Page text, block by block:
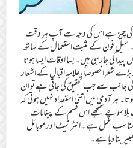
کی چیز ہے اس کی وجہ سے آپ ہر وقت
سیل فون کے مثبت استعمال کے ساتھ
کی جارہی ہیں۔ بسا اوقات ایسا ہوتا
شعرا خصوصاً، علامہ اقبال کے اشعار
جانب سے جب تحقیق کی جاتی ہے تو ان
ہر آدمی میں اتنی استعداد نہیں ہوتی کہ
سوچے سمجھے اس قسم کے پیغامات
عمل ہے ۔انٹرنیٹ اور موبائل
بنا دیا ہے۔